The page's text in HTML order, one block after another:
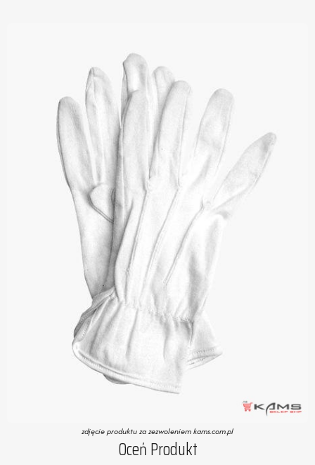
zdjęcie produktu za zezwoleniem kams.com.pl
Oceń Produkt